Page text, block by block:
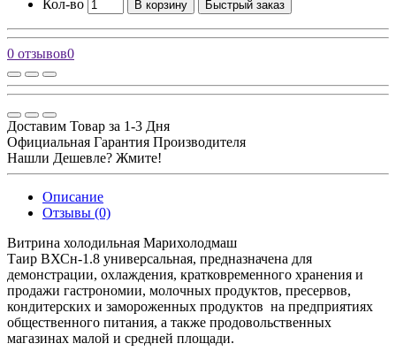
Кол-во В корзину Быстрый заказ
0 отзывов0
Доставим Товар за 1-3 Дня
Официальная Гарантия Производителя
Нашли Дешевле? Жмите!
Описание
Отзывы (0)
Витрина холодильная Марихолодмаш
Таир ВХСн-1.8 универсальная, предназначена для
демонстрации, охлаждения, кратковременного хранения и
продажи гастрономии, молочных продуктов, пресервов,
кондитерских и замороженных продуктов на предприятиях
общественного питания, а также продовольственных
магазинах малой и средней площади.